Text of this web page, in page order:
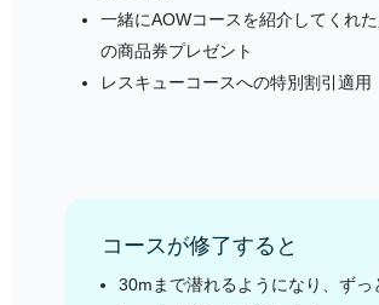
一緒にAOWコースを紹介してくれ
の商品券プレゼント
レスキューコースへの特別割引適用
コースが修了すると
30mまで潜れるようになり、ずっ